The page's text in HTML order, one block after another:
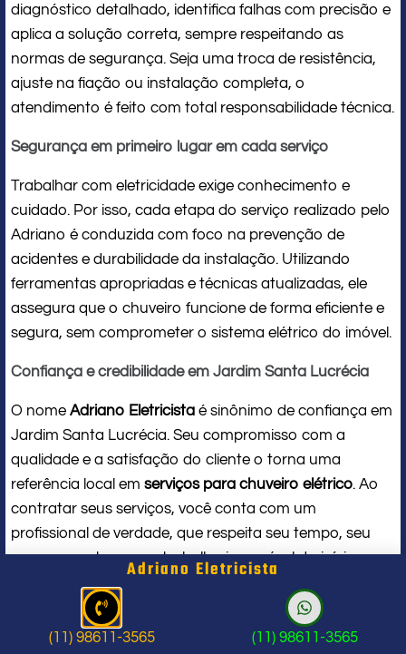
diagnóstico detalhado, identifica falhas com precisão e
aplica a solução correta, sempre respeitando as
normas de segurança. Seja uma troca de resistência,
ajuste na fiação ou instalação completa, o
atendimento é feito com total responsabilidade técnica.
Segurança em primeiro lugar em cada serviço
Trabalhar com eletricidade exige conhecimento e
cuidado. Por isso, cada etapa do serviço realizado pelo
Adriano é conduzida com foco na prevenção de
acidentes e durabilidade da instalação. Utilizando
ferramentas apropriadas e técnicas atualizadas, ele
assegura que o chuveiro funcione de forma eficiente e
segura, sem comprometer o sistema elétrico do imóvel.
Confiança e credibilidade em Jardim Santa Lucrécia
O nome Adriano Eletricista é sinônimo de confiança em
Jardim Santa Lucrécia. Seu compromisso com a
qualidade e a satisfação do cliente o torna uma
referência local em serviços para chuveiro elétrico. Ao
contratar seus serviços, você conta com um
profissional de verdade, que respeita seu tempo, seu
espaço e entrega um trabalho impecável do início ao
Problema com chuveiro: sinais que
Adriano Eletricista
(11) 98611-3565 (11) 98611-3565